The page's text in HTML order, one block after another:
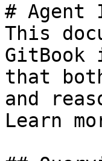
# Agent
This
GitBook
that
and
Learn